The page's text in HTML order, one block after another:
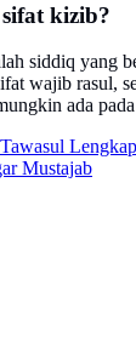
kizib?
siddiq yang
wajib rasul,
ada
Mustajab